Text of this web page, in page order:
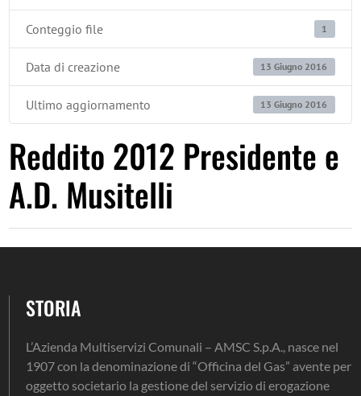
Conteggio file 1
Data di creazione 13 Giugno 2016
Ultimo aggiornamento 13 Giugno 2016
Reddito 2012 Presidente e
A.D. Musitelli
STORIA
L’Azienda Multiservizi Comunali – AMSC S.p.A., nasce nel
1907 con la denominazione di “Officina del Gas” avente per
oggetto societario la gestione del servizio di erogazione